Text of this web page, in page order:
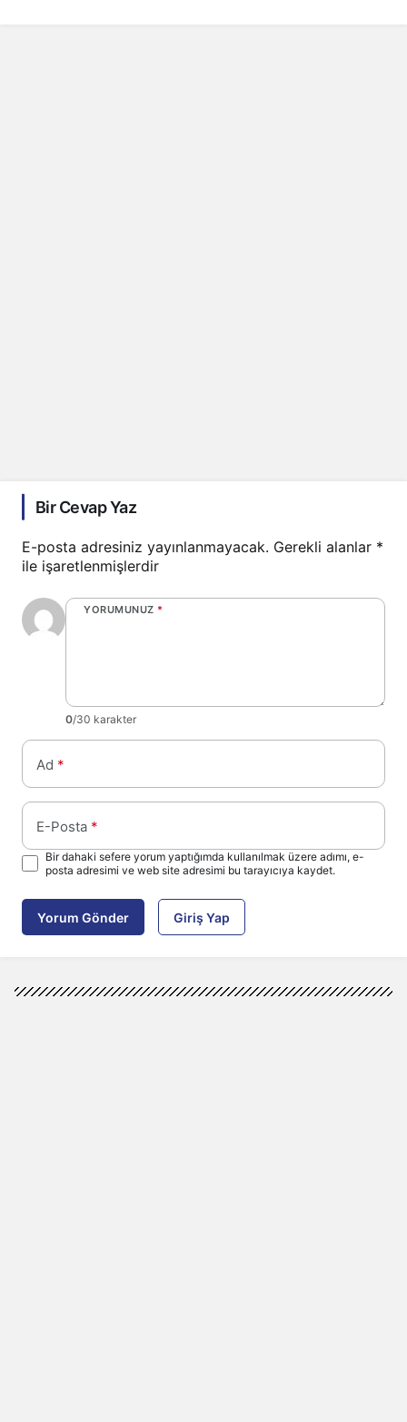
Bir Cevap Yaz
E-posta adresiniz yayınlanmayacak. Gerekli alanlar *
ile işaretlenmişlerdir
YORUMUNUZ *
0/30 karakter
Ad *
E-Posta *
Bir dahaki sefere yorum yaptığımda kullanılmak üzere adımı, e-
posta adresimi ve web site adresimi bu tarayıcıya kaydet.
Yorum Gönder Giriş Yap